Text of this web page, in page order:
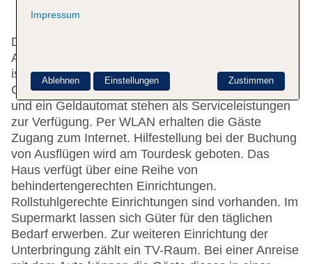
Das Hotel bietet 101 Zimmer und verfügt über einen
Aufzug. Das freundliche Personal an der Rezeption
ist gerne bei allen Fragen behilflich. Eine
Gepäckaufbewahrung, ein Safe, eine Wechselstube
und ein Geldautomat stehen als Serviceleistungen
zur Verfügung. Per WLAN erhalten die Gäste
Zugang zum Internet. Hilfestellung bei der Buchung
von Ausflügen wird am Tourdesk geboten. Das
Haus verfügt über eine Reihe von
behindertengerechten Einrichtungen.
Rollstuhlgerechte Einrichtungen sind vorhanden. Im
Supermarkt lassen sich Güter für den täglichen
Bedarf erwerben. Zur weiteren Einrichtung der
Unterbringung zählt ein TV-Raum. Bei einer Anreise
Impressum
Zustimmen
Ablehnen Einstellungen